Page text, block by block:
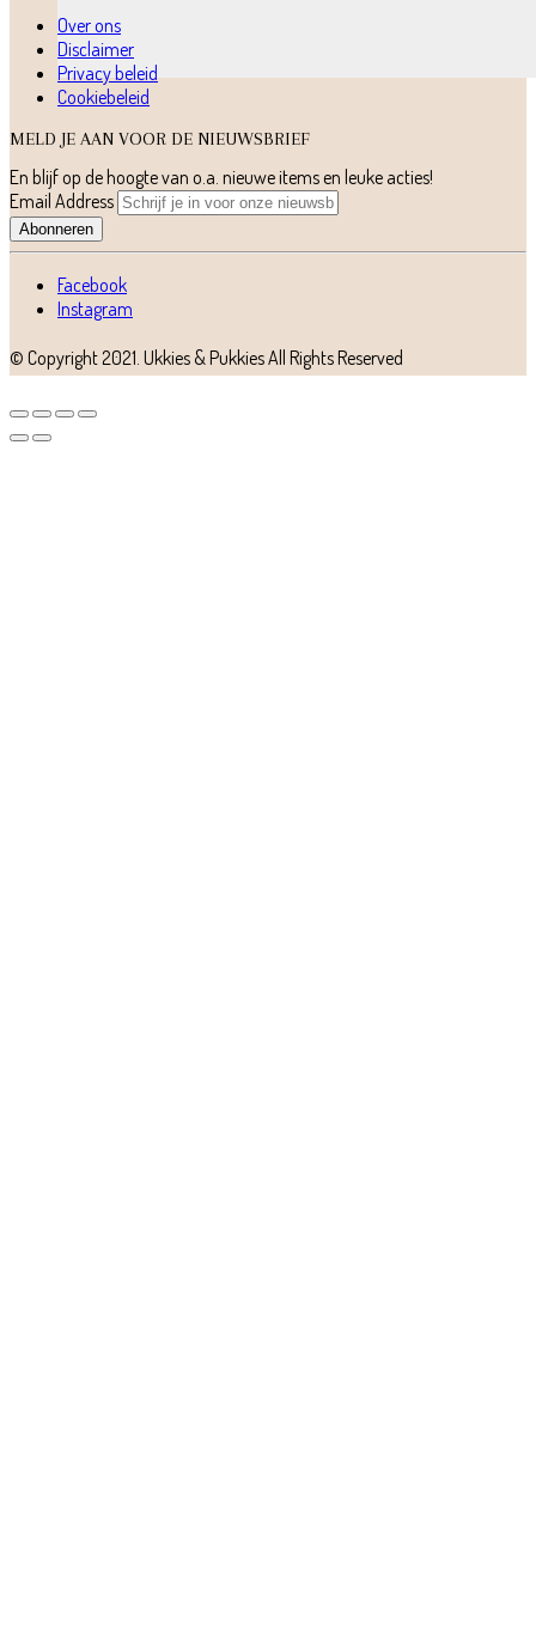
Over ons
Disclaimer
Privacy beleid
Cookiebeleid
MELD JE AAN VOOR DE NIEUWSBRIEF
En blijf op de hoogte van o.a. nieuwe items en leuke acties!
Email Address
Abonneren
Facebook
Instagram
© Copyright 2021. Ukkies & PukkiesAll Rights Reserved